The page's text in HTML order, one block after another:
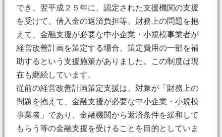
でき、翌平成２５年に、認定された支援機関の支援
を受けて、借入金の返済負担等、財務上の問題を抱
えて、金融支援が必要な中小企業・小規模事業者が
経営改善計画を策定する場合、策定費用の一部を補
助するという支援施策がありました。この制度は現
在も継続しています。
従前の経営改善計画策定支援は、対象が「財務上の
問題を抱えて、金融支援が必要な中小企業・小規模
事業者」であり、金融機関から返済条件を緩和して
もらう等の金融支援を受けることを目的としていま